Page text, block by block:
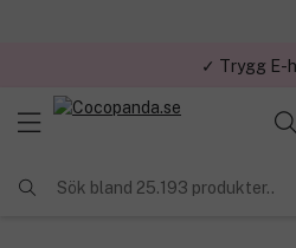
✓ Trygg E-
Sök bland 25.193 produkter..